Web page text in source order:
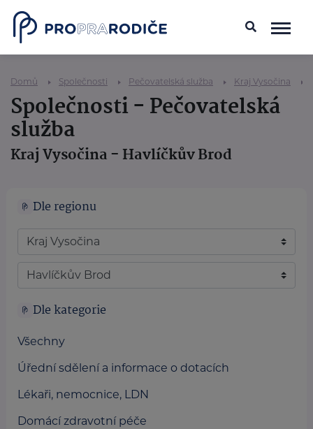
Domů Společnosti Pečovatelská služba Kraj Vysočina
Společnosti - Pečovatelská
služba
Kraj Vysočina - Havlíčkův Brod
Dle regionu
Dle kategorie
Všechny
Úřední sdělení a informace o dotacích
Lékaři, nemocnice, LDN
Domácí zdravotní péče